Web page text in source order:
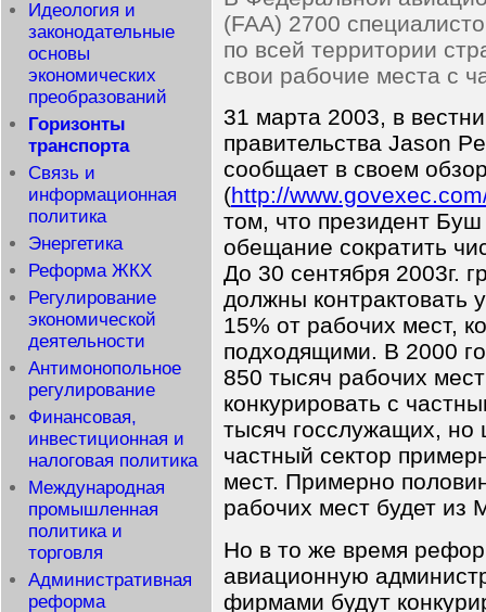
Идеология и
законодательные
основы
экономических
преобразований
Горизонты
транспорта
Связь и
информационная
политика
Энергетика
Реформа ЖКХ
Регулирование
экономической
деятельности
Антимонопольное
регулирование
Финансовая,
инвестиционная и
налоговая политика
Международная
промышленная
политика и
торговля
Административная
реформа
(FAA) 2700
по всей территории
свои рабочие места с
31 марта 2003, в
правительства Jason
сообщает в своем
(http://
том, что президент
обещание сократить
До 30 сентября 2003г.
должны контрактовать
15% от рабочих мест,
подходящими. В 2000
850 тысяч рабочих
конкурировать с
тысяч госслужащих, но
частный сектор
мест. Примерно
рабочих мест будет из
Но в то же время
авиационную
фирмами будут